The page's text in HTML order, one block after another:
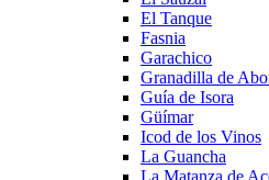
El Tanque
Fasnia
Garachico
Granadilla de
Guía de Isora
Güímar
Icod de los Vinos
La Guancha
La Matanza de